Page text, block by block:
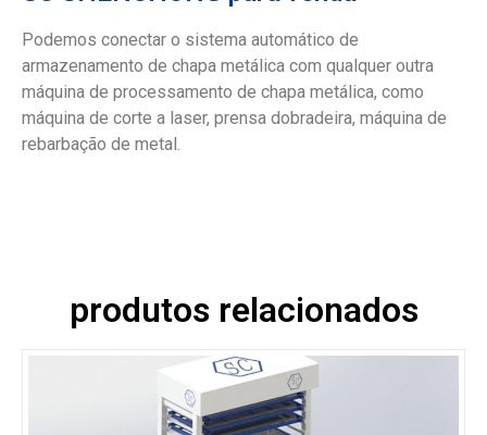
Podemos conectar o sistema automático de
armazenamento de chapa metálica com qualquer outra
máquina de processamento de chapa metálica, como
máquina de corte a laser, prensa dobradeira, máquina de
rebarbação de metal.
produtos relacionados